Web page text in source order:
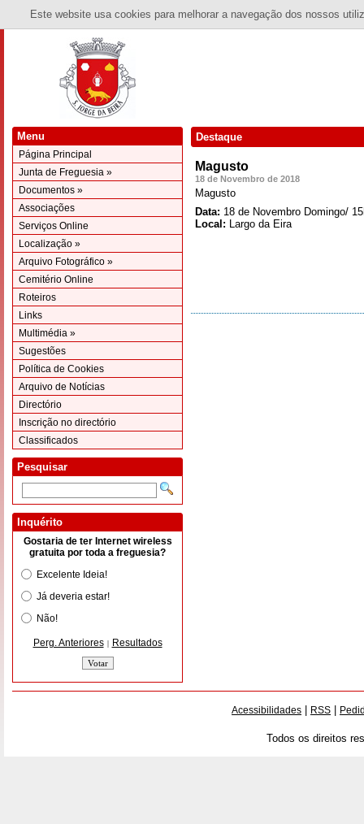
Este website usa cookies para melhorar a navegação dos nossos
Menu
Página Principal
Junta de Freguesia »
Documentos »
Associações
Serviços Online
Localização »
Arquivo Fotográfico »
Cemitério Online
Roteiros
Links
Multimédia »
Sugestões
Política de Cookies
Arquivo de Notícias
Directório
Inscrição no directório
Classificados
Pesquisar
Inquérito
Gostaria de ter Internet wireless
gratuita por toda a freguesia?
Excelente Ideia!
Já deveria estar!
Não!
Perg. Anteriores | Resultados
Destaque
Magusto
18 de Novembro de 2018
Magusto
Data: 18 de Novembro Domingo/
Local: Largo da Eira
Acessibilidades RSS
Todos os direitos